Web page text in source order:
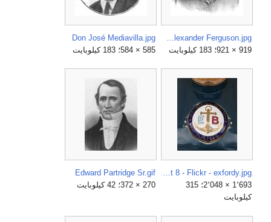
David Alexander Ferguson.jpg
919 × 921؛ 183 كيلوبايت
Don José Mediavilla.jpg
585 × 584؛ 183 كيلوبايت
EB (Édouard Ballot) badge on 1920 Ballot Straight 8 - Flickr - exfordy.jpg
1٬693 × 2٬048؛ 315
كيلوبايت
Edward Partridge Sr.gif
270 × 372؛ 42 كيلوبايت